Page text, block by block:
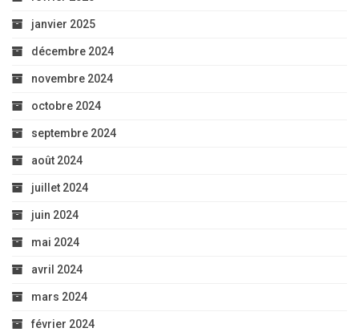
janvier 2025
décembre 2024
novembre 2024
octobre 2024
septembre 2024
août 2024
juillet 2024
juin 2024
mai 2024
avril 2024
mars 2024
février 2024